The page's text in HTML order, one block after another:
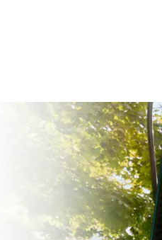
da Plenitude On The Road